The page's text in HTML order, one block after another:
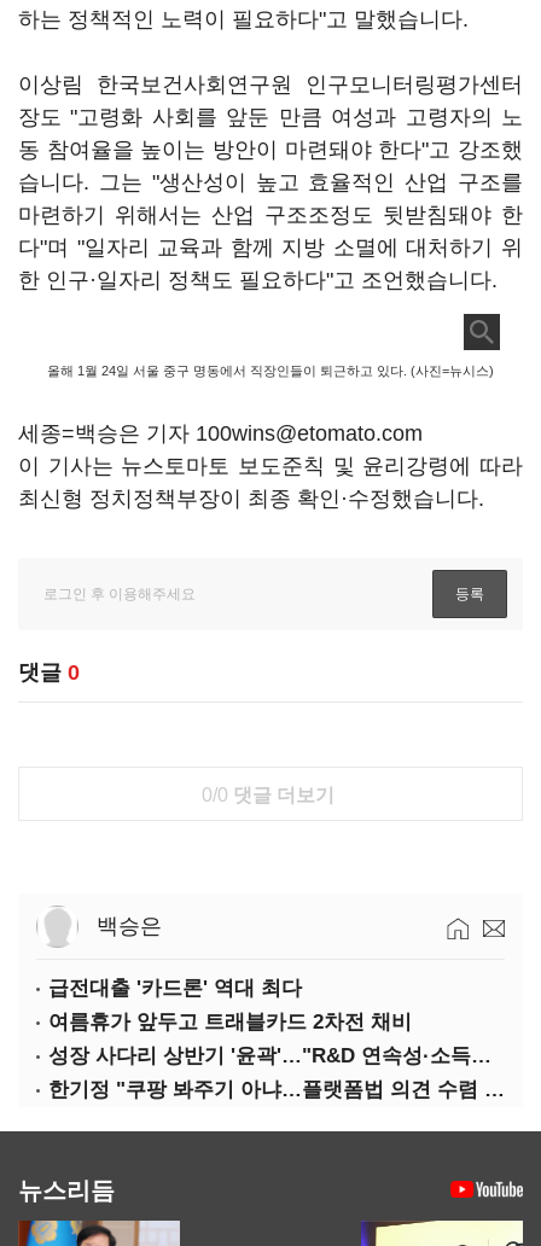
하는 정책적인 노력이 필요하다"고 말했습니다.
이상림 한국보건사회연구원 인구모니터링평가센터
장도 "고령화 사회를 앞둔 만큼 여성과 고령자의 노
동 참여율을 높이는 방안이 마련돼야 한다"고 강조했
습니다. 그는 "생산성이 높고 효율적인 산업 구조를
마련하기 위해서는 산업 구조조정도 뒷받침돼야 한
다"며 "일자리 교육과 함께 지방 소멸에 대처하기 위
한 인구·일자리 정책도 필요하다"고 조언했습니다.
올해 1월 24일 서울 중구 명동에서 직장인들이 퇴근하고 있다. (사진=뉴시스)
세종=백승은 기자 100wins@etomato.com
이 기사는 뉴스토마토 보도준칙 및 윤리강령에 따라
최신형 정치정책부장이 최종 확인·수정했습니다.
댓글 0
0/0 댓글 더보기
백승은
급전대출 '카드론' 역대 최다
여름휴가 앞두고 트래블카드 2차전 채비
성장 사다리 상반기 '윤곽'…"R&D 연속성·소득세 감면 확장해야"
한기정 "쿠팡 봐주기 아냐…플랫폼법 의견 수렴 중"
뉴스리듬